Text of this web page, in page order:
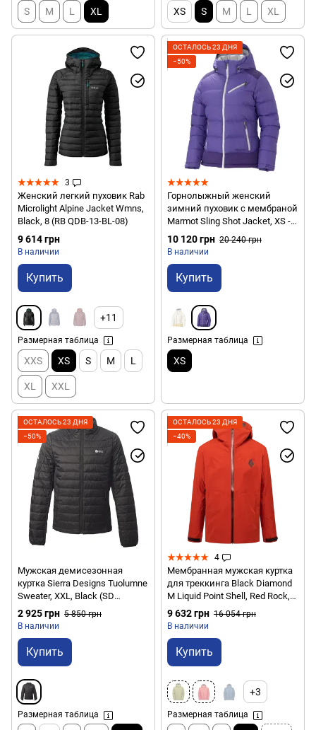
S M L XL XS S M L XL
3
Женский легкий пуховик Rab
Microlight Alpine Jacket Wmns,
Black, 8 (RB QDB-13-BL-08)
9 614 грн
В наличии
Купить
+11
Размерная таблица
XXS XS S M L
XL XXL
ОСТАЛОСЬ 23 ДНЯ
−50%
Горнолыжный женский
зимний пуховик с мембраной
Marmot Sling Shot Jacket, XS -
Ultra Violet/Dark Violet (MRT
75290.6394-XS)
10 120 грн 20 240 грн
В наличии
Купить
Размерная таблица
XS
ОСТАЛОСЬ 23 ДНЯ
−50%
Мужская демисезонная
куртка Sierra Designs Tuolumne
Sweater, XXL, Black (SD
2551319BK-XXL)
2 925 грн 5 850 грн
В наличии
Купить
Размерная таблица
ОСТАЛОСЬ 23 ДНЯ
−40%
4
Мембранная мужская куртка
для треккинга Black Diamond
M Liquid Point Shell, Red Rock,
р.XL (BD K8496019XLG1)
9 632 грн 16 054 грн
В наличии
Купить
+3
Размерная таблица